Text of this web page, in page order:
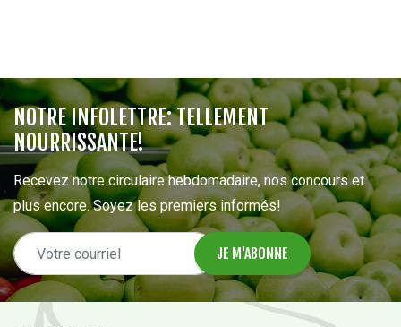
NOTRE INFOLETTRE: TELLEMENT
NOURRISSANTE!
Recevez notre circulaire hebdomadaire, nos concours et
plus encore. Soyez les premiers informés!